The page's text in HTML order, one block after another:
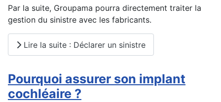
Par la suite, Groupama pourra directement traiter la
gestion du sinistre avec les fabricants.
Lire la suite : Déclarer un sinistre
Pourquoi assurer son implant
cochléaire ?